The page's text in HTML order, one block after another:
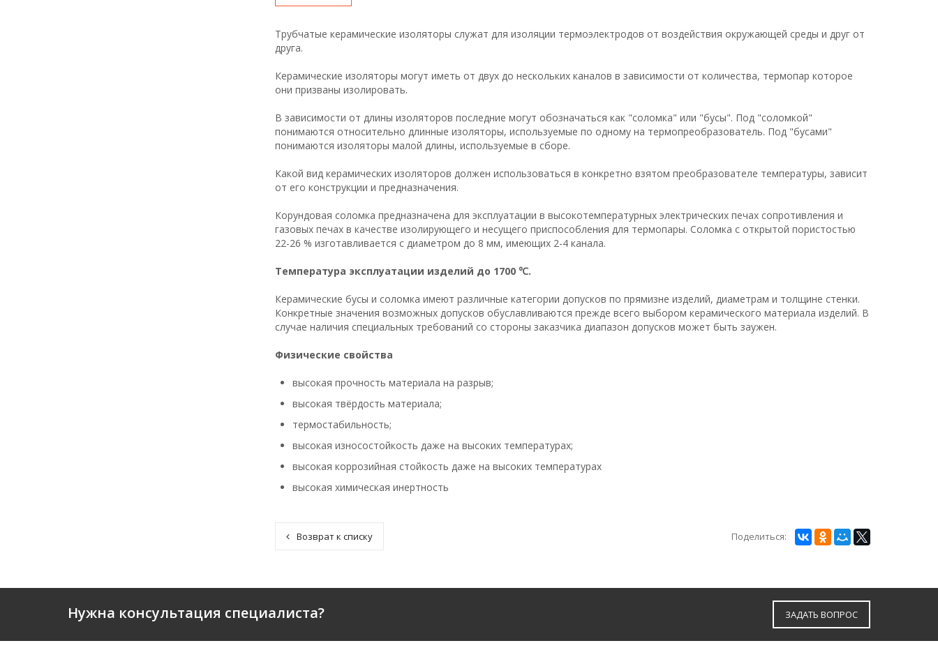
Трубчатые керамические изоляторы служат для изоляции термоэлектродов от воздействия окружающей среды и друг от
друга.
Керамические изоляторы могут иметь от двух до нескольких каналов в зависимости от количества, термопар которое
они призваны изолировать.
В зависимости от длины изоляторов последние могут обозначаться как "соломка" или "бусы". Под "соломкой"
понимаются относительно длинные изоляторы, используемые по одному на термопреобразователь. Под "бусами"
понимаются изоляторы малой длины, используемые в сборе.
Какой вид керамических изоляторов должен использоваться в конкретно взятом преобразователе температуры, зависит
от его конструкции и предназначения.
Корундовая соломка предназначена для эксплуатации в высокотемпературных электрических печах сопротивления и
газовых печах в качестве изолирующего и несущего приспособления для термопары. Соломка с открытой пористостью
22-26 % изготавливается с диаметром до 8 мм, имеющих 2-4 канала.
Температура эксплуатации изделий до 1700 ℃.
Керамические бусы и соломка имеют различные категории допусков по прямизне изделий, диаметрам и толщине стенки.
Конкретные значения возможных допусков обуславливаются прежде всего выбором керамического материала изделий. В
случае наличия специальных требований со стороны заказчика диапазон допусков может быть заужен.
Физические свойства
высокая прочность материала на разрыв;
высокая твёрдость материала;
термостабильность;
высокая износостойкость даже на высоких температурах;
высокая коррозийная стойкость даже на высоких температурах
высокая химическая инертность
Возврат к списку Поделиться:
Нужна консультация специалиста? ЗАДАТЬ ВОПРОС